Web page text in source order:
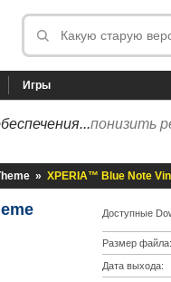
Игры
понизить
» XPERIA™ Blue Note
Доступные
Размер файла:
Дата выхода: